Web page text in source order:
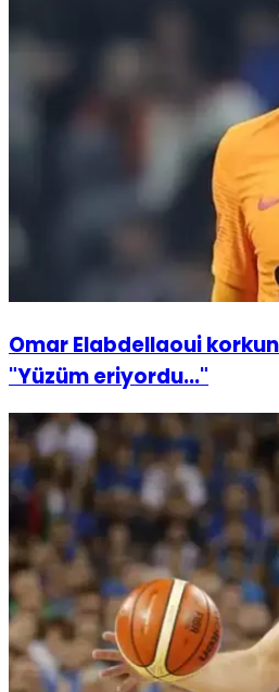
Omar Elabdellaoui
"Yüzüm eriyordu..."